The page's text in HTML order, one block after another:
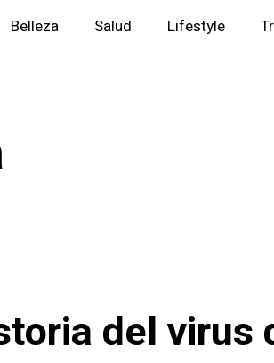
Belleza Salud Lifestyle
del virus